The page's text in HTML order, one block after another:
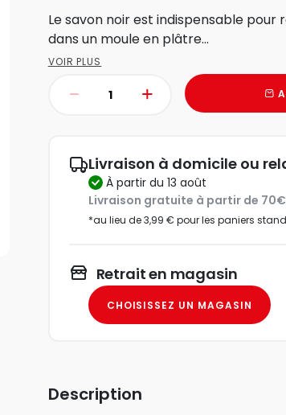
Le savon noir est indispensable
dans un moule en plâtre...
VOIR PLUS
Livraison à domicile ou
à partir du 13 août
Livraison gratuite à partir de
*au lieu de 3,99 € pour les paniers
Retrait en magasin
CHOISISSEZ UN MAGASIN
Description